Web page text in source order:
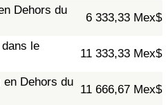
Dehors du
6 333,33 Mex$
le
11 333,33 Mex$
en Dehors du
11 666,67 Mex$
pays
par Pays
pays